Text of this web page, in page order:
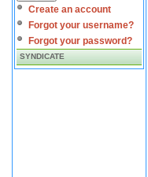
Create an account
Forgot your username?
Forgot your password?
SYNDICATE